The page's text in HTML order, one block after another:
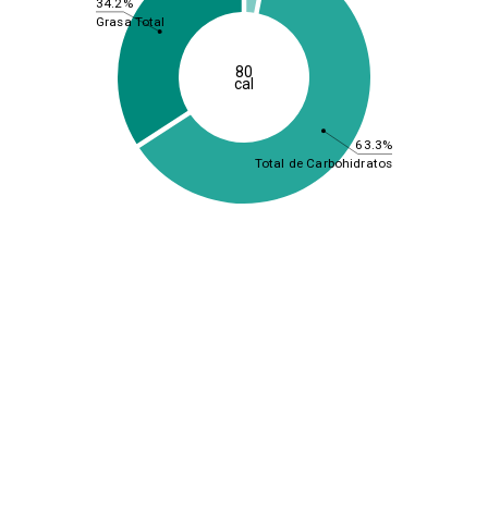
63.3%
Total de Carbohidratos
Grasa Total
80
cal